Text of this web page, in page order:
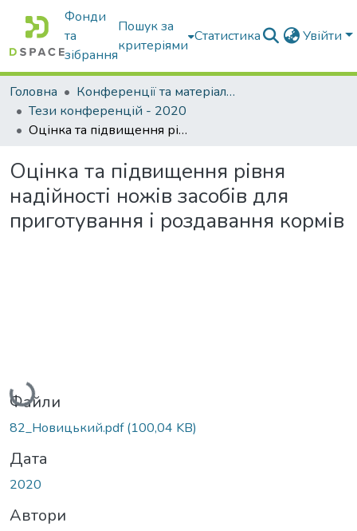
Фонди
та
зібрання
Пошук за
критеріями
Статистика Увійти
Головна
Конференції та матеріали конференцій
Тези конференцій - 2020
Оцінка та підвищення рівня надійності ножів засобів для приготування і роздавання кормів
Оцінка та підвищення рівня
надійності ножів засобів для
приготування і роздавання кормів
Вантажиться...
Файли
82_Новицький.pdf(100,04 KB)
Дата
2020
Автори